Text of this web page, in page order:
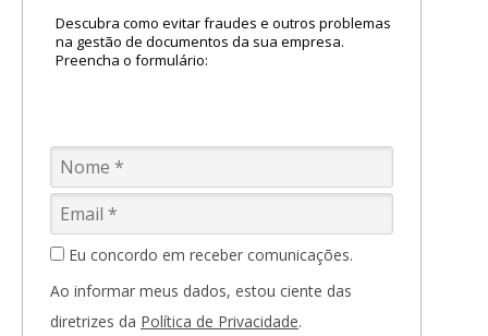
Descubra como evitar fraudes e outros problemas
na gestão de documentos da sua empresa.
Preencha o formulário:
Eu concordo em receber comunicações.
Ao informar meus dados, estou ciente das
diretrizes da Política de Privacidade.